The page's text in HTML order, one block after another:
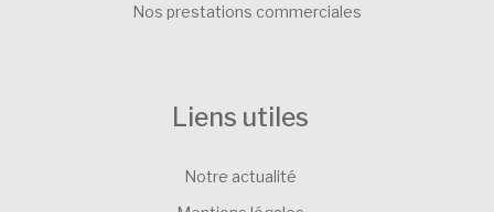
Nos prestations commerciales
Liens utiles
Notre actualité